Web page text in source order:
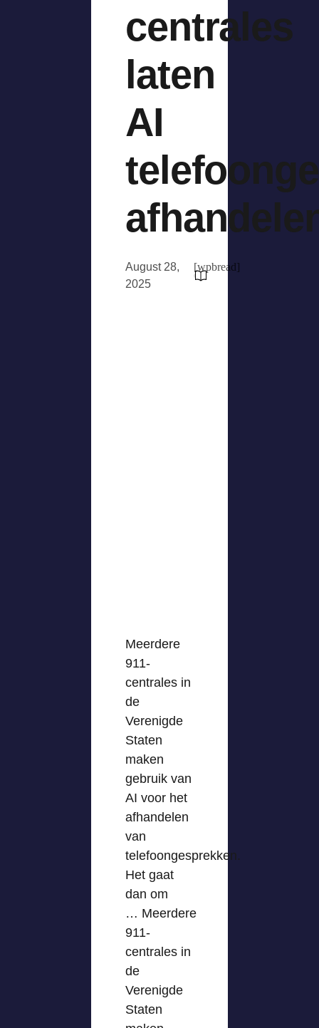
centrales
laten
AI
August 28,
2025
[wpbread]
Meerdere
911-
centrales in
de
Verenigde
Staten
maken
gebruik van
AI voor het
afhandelen
van
telefoongesprekken.
Het gaat
dan om
… Meerdere
911-
centrales in
de
Verenigde
Staten